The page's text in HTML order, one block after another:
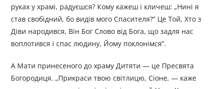
руках у храмі, радуєшся? Кому кажеш і кличеш: „Нині я
став свобідний, бо видів мого Спасителя?” Це Той, Хто з
Діви народився, Він Бог Слово від Бога, що задля нас
воплотився і спас людину, Йому поклонімся”.
А Мати принесеного до храму Дитяти — це Пресвята
Богородиця. „Прикраси твою світлицю, Сіоне, — каже